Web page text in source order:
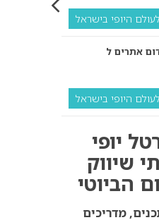
לעולם היופי בישראל
לעולם היופי בישראל
העסק שלך צריך
דיגיטלי לעסקים
קידום ל‑AI לעומת קידום
יופי
שיווק
הביוטי
מדריכים